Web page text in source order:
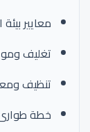
معايير بيئة
تغليف
تنظيف
خطة